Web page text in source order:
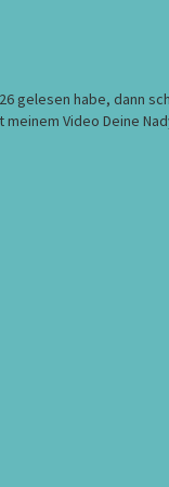
gelesen habe, dann
Video Deine